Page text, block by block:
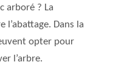
arboré ? La
Dans la
opter pour
l’arbre.